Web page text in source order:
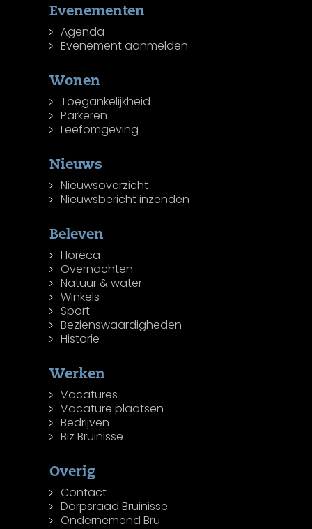
Evenementen
Agenda
Evenement aanmelden
Wonen
Toegankelijkheid
Parkeren
Leefomgeving
Nieuws
Nieuwsoverzicht
Nieuwsbericht inzenden
Beleven
Horeca
Overnachten
Natuur & water
Winkels
Sport
Bezienswaardigheden
Historie
Werken
Vacatures
Vacature plaatsen
Bedrijven
Biz Bruinisse
Overig
Contact
Dorpsraad Bruinisse
Ondernemend Bru